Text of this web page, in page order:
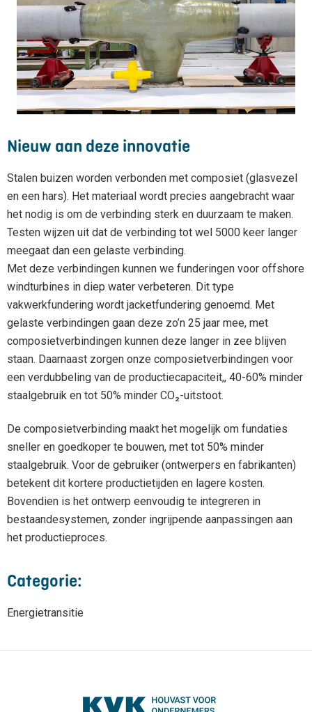
Nieuw aan deze innovatie
Stalen buizen worden verbonden met composiet (glasvezel
en een hars). Het materiaal wordt precies aangebracht waar
het nodig is om de verbinding sterk en duurzaam te maken.
Testen wijzen uit dat de verbinding tot wel 5000 keer langer
meegaat dan een gelaste verbinding.
Met deze verbindingen kunnen we funderingen voor offshore
windturbines in diep water verbeteren. Dit type
vakwerkfundering wordt jacketfundering genoemd. Met
gelaste verbindingen gaan deze zo’n 25 jaar mee, met
composietverbindingen kunnen deze langer in zee blijven
staan. Daarnaast zorgen onze composietverbindingen voor
een verdubbeling van de productiecapaciteit,, 40-60% minder
staalgebruik en tot 50% minder CO₂-uitstoot.
De composietverbinding maakt het mogelijk om fundaties
sneller en goedkoper te bouwen, met tot 50% minder
staalgebruik. Voor de gebruiker (ontwerpers en fabrikanten)
betekent dit kortere productietijden en lagere kosten.
Bovendien is het ontwerp eenvoudig te integreren in
bestaandesystemen, zonder ingrijpende aanpassingen aan
het productieproces.
Categorie:
Energietransitie